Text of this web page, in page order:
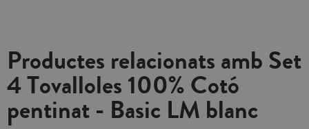
Productes relacionats amb Set
4 Tovalloles 100% Cotó
pentinat - Basic LM blanc